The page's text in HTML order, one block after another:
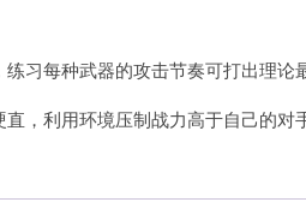
习每种武器的攻击节奏可打出理论
，利用环境压制战力高于自己的对